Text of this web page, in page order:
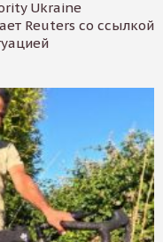
Ukraine
Reuters со ссылкой